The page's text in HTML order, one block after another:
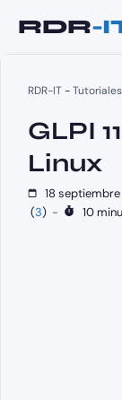
RDR-IT-Tutoriales
GLPI
Linux
18
(3) - 10